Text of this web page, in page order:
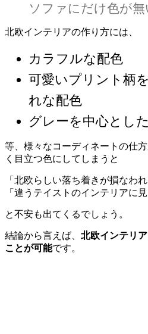
ソファにだけ色が
北欧インテリアの作り方には、
カラフルな配色
可愛いプリント柄
れな配色
グレーを中心とし
等、様々なコーディネートの仕
く目立つ色にしてしまうと
「北欧らしい落ち着きが損なわれ
「違うテイストのインテリアに
と不安も出てくるでしょう。
結論から言えば、 北欧インテリ
ことが可能です。